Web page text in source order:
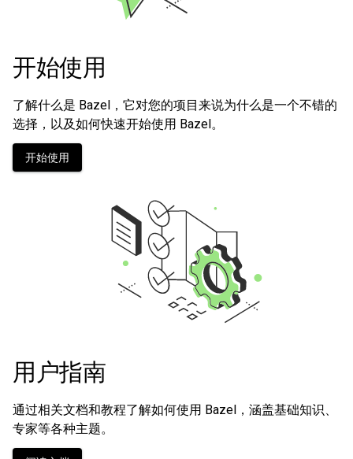
开始使用
了解什么是 Bazel，它对您的项目来说为什么是一个不错的
选择，以及如何快速开始使用 Bazel。
开始使用
用户指南
通过相关文档和教程了解如何使用 Bazel，涵盖基础知识、
专家等各种主题。